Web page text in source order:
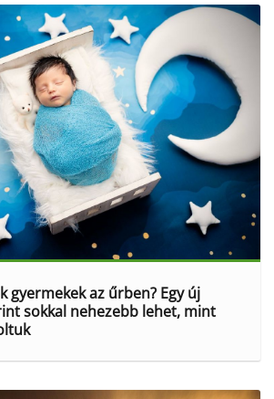
gyermekek az űrben? Egy új
sokkal nehezebb lehet, mint